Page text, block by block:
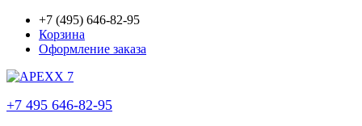
+7 (495) 646-82-95
Корзина
Оформление заказа
+7 495 646-82-95